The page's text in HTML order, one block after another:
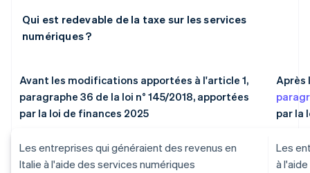
Qui est redevable de la taxe sur les services
numériques ?
Avant les modifications apportées à l'article 1,
paragraphe 36 de la loi n° 145/2018, apportées
par la loi de finances 2025
Après
par la
Les entreprises qui généraient des revenus en
Italie à l'aide des services numériques
Les
à